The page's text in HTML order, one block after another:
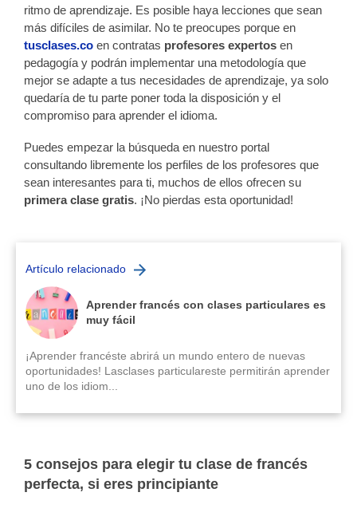
ritmo de aprendizaje. Es posible haya lecciones que sean
más difíciles de asimilar. No te preocupes porque en
tusclases.co en contratas profesores expertos en
pedagogía y podrán implementar una metodología que
mejor se adapte a tus necesidades de aprendizaje, ya solo
quedaría de tu parte poner toda la disposición y el
compromiso para aprender el idioma.
Puedes empezar la búsqueda en nuestro portal
consultando libremente los perfiles de los profesores que
sean interesantes para ti, muchos de ellos ofrecen su
primera clase gratis. ¡No pierdas esta oportunidad!
Artículo relacionado
Aprender francés con clases particulares es
muy fácil
¡Aprender francéste abrirá un mundo entero de nuevas
oportunidades! Lasclases particulareste permitirán aprender
uno de los idiom...
5 consejos para elegir tu clase de francés
perfecta, si eres principiante